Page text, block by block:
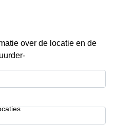
over de locatie en de